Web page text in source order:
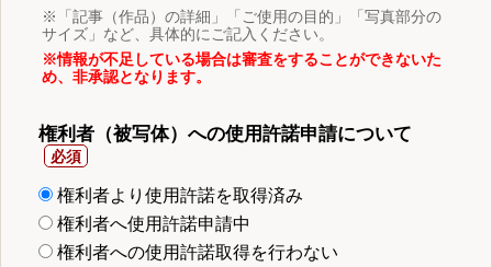
※「記事（作品）の詳細」「ご使用の目的」「写真部分の
サイズ」など、具体的にご記入ください。
※情報が不足している場合は審査をすることができないた
め、非承認となります。
権利者（被写体）への使用許諾申請について
権利者より使用許諾を取得済み
権利者へ使用許諾申請中
権利者への使用許諾取得を行わない